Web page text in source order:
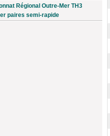
Régional Outre-Mer TH3
paires semi-rapide